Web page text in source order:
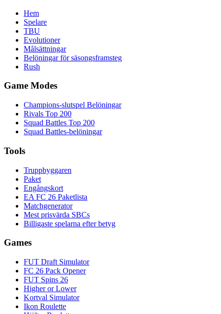
Hem
Spelare
TBU
Evolutioner
Målsättningar
Belöningar för säsongsframsteg
Rush
Game Modes
Champions-slutspel Belöningar
Rivals Top 200
Squad Battles Top 200
Squad Battles-belöningar
Tools
Truppbyggaren
Paket
Engångskort
EA FC 26 Paketlista
Matchgenerator
Mest prisvärda SBCs
Billigaste spelarna efter betyg
Games
FUT Draft Simulator
FC 26 Pack Opener
FUT Spins 26
Higher or Lower
Kortval Simulator
Ikon Roulette